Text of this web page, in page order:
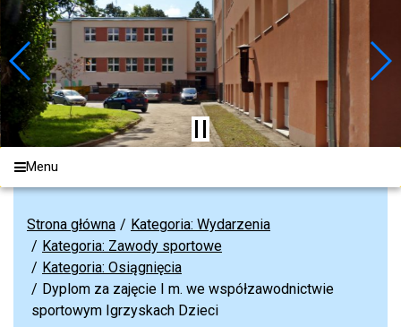
Menu
Strona główna
Kategoria: Wydarzenia
Kategoria: Zawody sportowe
Kategoria: Osiągnięcia
Dyplom za zajęcie I m. we współzawodnictwie
sportowym Igrzyskach Dzieci